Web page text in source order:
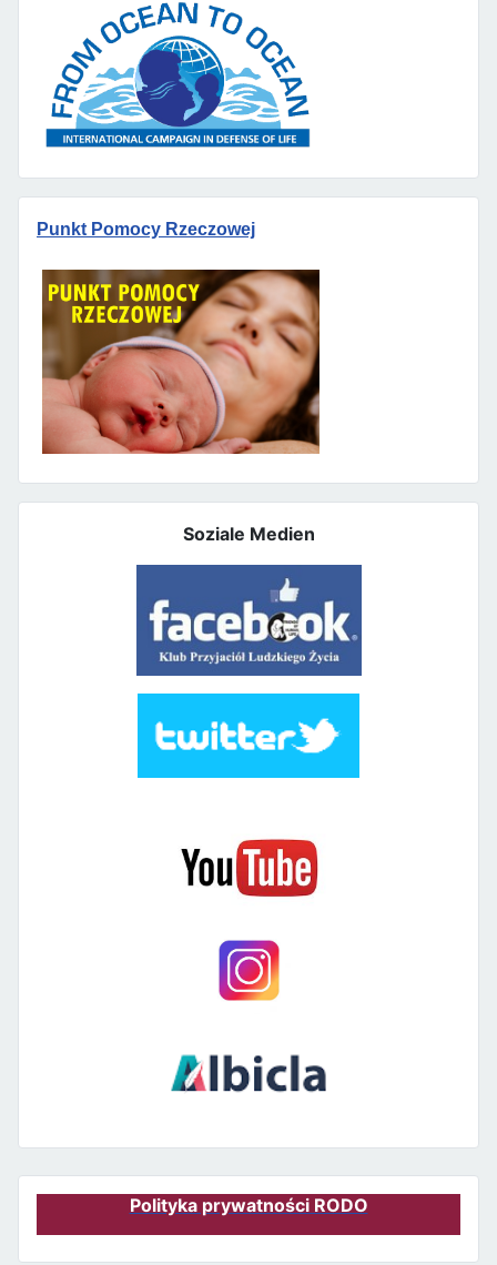
Punkt Pomocy Rzeczowej
Soziale Medien
Polityka prywatności RODO